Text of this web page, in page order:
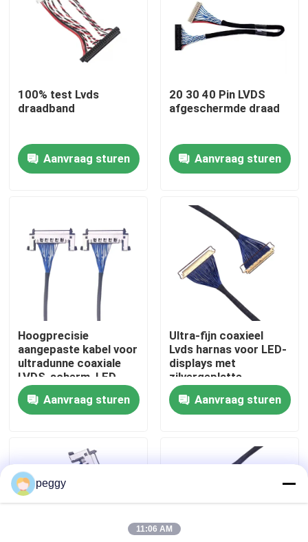
Thuis
Over ons
Fabrieksreis
Kwaliteitscontrole
Contacteer ons
nieuws
Draadboom
op maat gemaakte kabelsamenstelling
100% test Lvds
draadband
Aanvraag sturen
20 30 40 Pin LVDS
afgeschermde draad
Aanvraag sturen
Hoogprecisie
aangepaste kabel voor
ultradunne coaxiale
LVDS-scherm, LED-
scherm verzilverde
draadoplossingen
Aanvraag sturen
Ultra-fijn coaxieel
Lvds harnas voor LED-
displays met
zilvergeplatte
vergrendeling,
betrouwbare
producenten van
Aanvraag sturen
peggy
11:06 AM